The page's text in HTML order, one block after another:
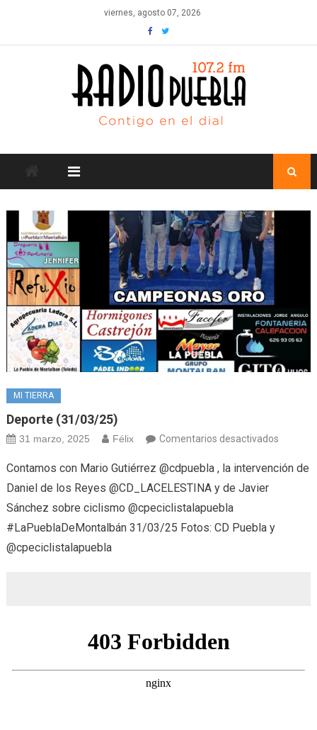
content
viernes, agosto 07, 2026
MI TIERRA
Deporte (31/03/25)
31 marzo, 2025 Félix Comentarios desactivadosen
(31/03/
Contamos con Mario Gutiérrez @cdpuebla , la intervención de
Daniel de los Reyes @CD_LACELESTINA y de Javier
Sánchez sobre ciclismo @cpeciclistalapuebla
#LaPueblaDeMontalbán 31/03/25 Fotos: CD Puebla y
@cpeciclistalapuebla